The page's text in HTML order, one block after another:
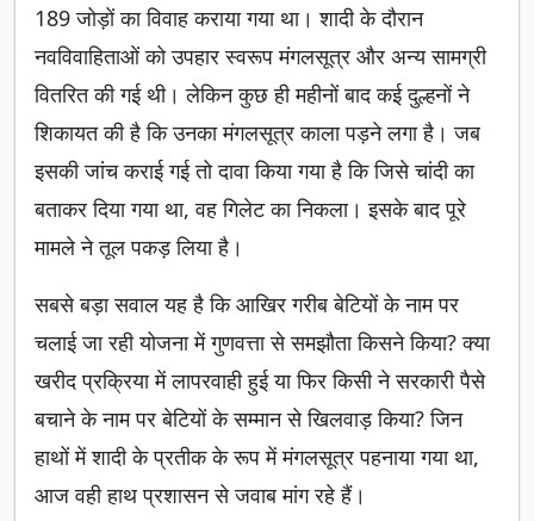
189 जोड़ों का विवाह कराया गया था। शादी के दौरान
नवविवाहिताओं को उपहार स्वरूप मंगलसूत्र और अन्य सामग्री
वितरित की गई थी। लेकिन कुछ ही महीनों बाद कई दुल्हनों ने
शिकायत की है कि उनका मंगलसूत्र काला पड़ने लगा है। जब
इसकी जांच कराई गई तो दावा किया गया है कि जिसे चांदी का
बताकर दिया गया था, वह गिलेट का निकला। इसके बाद पूरे
मामले ने तूल पकड़ लिया है।
सबसे बड़ा सवाल यह है कि आखिर गरीब बेटियों के नाम पर
चलाई जा रही योजना में गुणवत्ता से समझौता किसने किया? क्या
खरीद प्रक्रिया में लापरवाही हुई या फिर किसी ने सरकारी पैसे
बचाने के नाम पर बेटियों के सम्मान से खिलवाड़ किया? जिन
हाथों में शादी के प्रतीक के रूप में मंगलसूत्र पहनाया गया था,
आज वही हाथ प्रशासन से जवाब मांग रहे हैं।